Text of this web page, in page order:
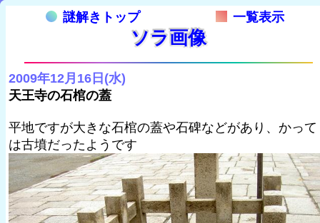
謎解きトップ 一覧表示
ソラ画像
2009年12月16日(水)
天王寺の石棺の蓋
平地ですが大きな石棺の蓋や石碑などがあり、かって
は古墳だったようです